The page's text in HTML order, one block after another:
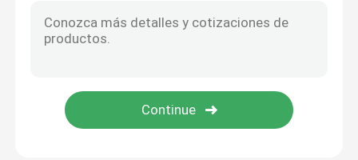
Componentes hidráulicos